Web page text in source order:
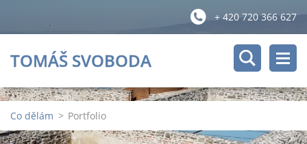
+ 420 720 366 627
TOMÁŠ SVOBODA
Co dělám > Portfolio